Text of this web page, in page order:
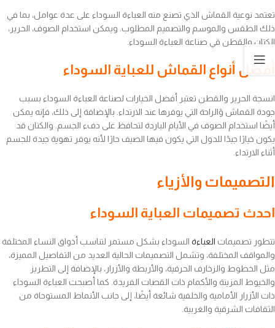
تعتمد نوعية القماش الذي تصنع منه العباءة السوداء على عدة عوامل، بما في
ذلك الطقس والموسم والتصميم المطلوب. ويمكن استخدام الصوف، الحرير،
الكتان والقطن في صناعة العباءة السوداء.
أفضل أنواع القماش للعباية السوداء
انسجة الحرير والقطن تعتبر أفضل الخيارات لصناعة العباءة السوداء بسبب
جودة القماش وًالراحة التي يوفرها عند الارتداء. بالإضافة إلى ذلك، فإنه يمكن
أيضًا استخدام الصوف في الأيام الباردة لتحافظ على دفء الجسم. والكتان قد
يكون خيارًا جيدًا للدول التي يكون فيها الصيف حارًا لأنه يوفر تهوية جيدة للجسم
أثناء الارتداء.
التصميمات والأزياء
احدث تصميمات العباية السوداء
تتطور تصميمات العباءة السوداء بشكل مستمر لتناسب أذواق النساء المختلفة
والمواقف المختلفة، وتشمل التصميمات الحالية العديد من التفاصيل المميزة،
مثل الخطوط والزخارف الحرفية، والأربطة والأزرار، بالإضافة إلى التطريز
والخيوط المزينة والأكمام ذات القصات الفريدة. كما أصبحت العباءة السوداء
ذات الأزرار الأمامية والخلفية شائعة أيضًا، إلى جانب الأنماط المستوحاة من
الثقافات الشرقية والغربية.